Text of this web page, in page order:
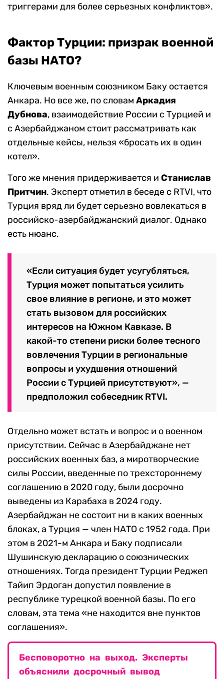
триггерами для более серьезных конфликтов».
Фактор Турции: призрак военной
базы НАТО?
Ключевым военным союзником Баку остается
Анкара. Но все же, по словам Аркадия
Дубнова, взаимодействие России с Турцией и
с Азербайджаном стоит рассматривать как
отдельные кейсы, нельзя «бросать их в один
котел».
Того же мнения придерживается и Станислав
Притчин. Эксперт отметил в беседе с RTVI, что
Турция вряд ли будет серьезно вовлекаться в
российско-азербайджанский диалог. Однако
есть нюанс.
«Если ситуация будет усугубляться,
Турция может попытаться усилить
свое влияние в регионе, и это может
стать вызовом для российских
интересов на Южном Кавказе. В
какой-то степени риски более тесного
вовлечения Турции в региональные
вопросы и ухудшения отношений
России с Турцией присутствуют», —
предположил собеседник RTVI.
Отдельно может встать и вопрос и о военном
присутствии. Сейчас в Азербайджане нет
российских военных баз, а миротворческие
силы России, введенные по трехстороннему
соглашению в 2020 году, были досрочно
выведены из Карабаха в 2024 году.
Азербайджан не состоит ни в каких военных
блоках, а Турция — член НАТО с 1952 года. При
этом в 2021-м Анкара и Баку подписали
Шушинскую декларацию о союзнических
отношениях. Тогда президент Турции Реджеп
Тайип Эрдоган допустил появление в
республике турецкой военной базы. По его
словам, эта тема «не находится вне пунктов
соглашения».
Бесповоротно на выход. Эксперты
объяснили досрочный вывод